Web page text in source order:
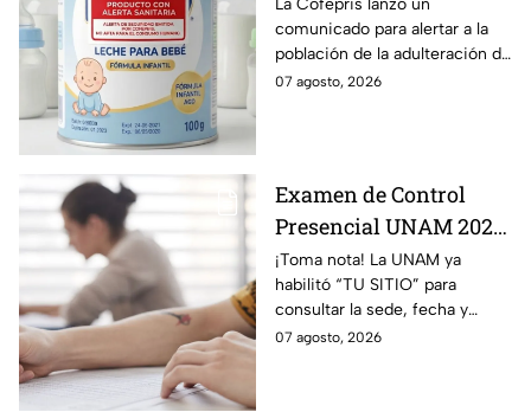
es y cómo identificarla?
La Cofepris lanzó un
comunicado para alertar a la
población de la adulteración de
una leche para bebé.
07 agosto, 2026
Examen de Control
Presencial UNAM 2026:
consulta aquí tu sede,
fecha y horario
¡Toma nota! La UNAM ya
habilitó “TU SITIO” para
consultar la sede, fecha y
horario del Examen Control
07 agosto, 2026